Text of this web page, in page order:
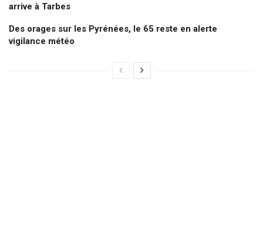
arrive à Tarbes
Des orages sur les Pyrénées, le 65 reste en alerte
vigilance météo